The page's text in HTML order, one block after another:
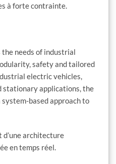
à forte contrainte.
the needs of industrial
safety and tailored
electric vehicles,
stationary applications, the
based approach to
d’une architecture
en temps réel.